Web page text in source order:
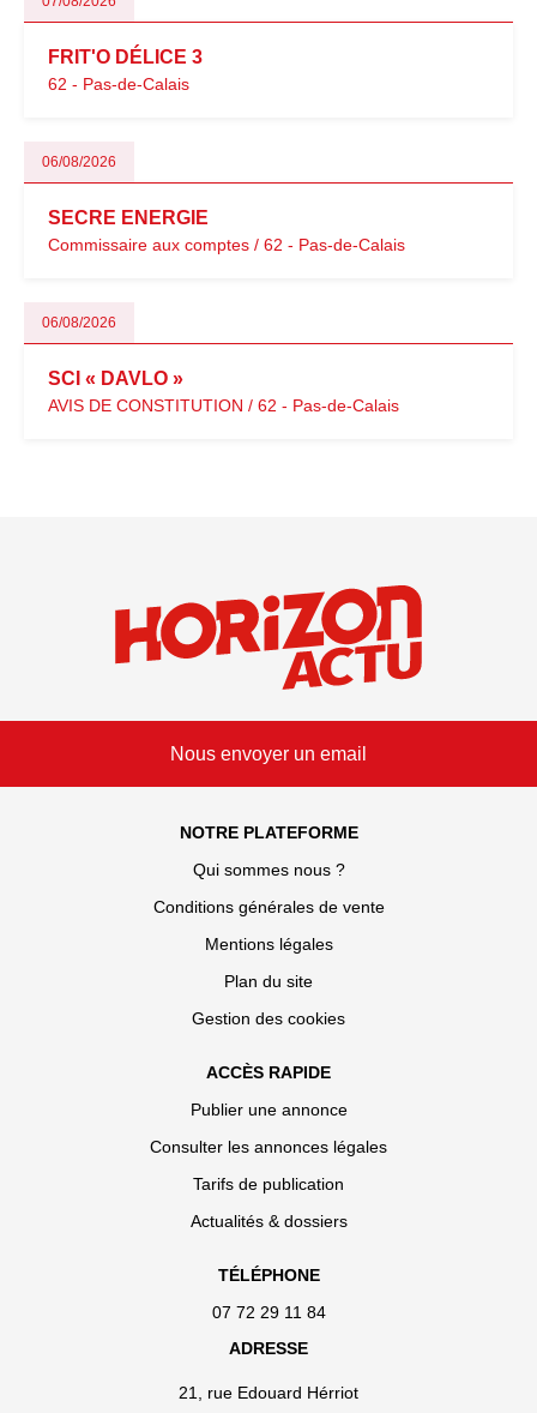
FRIT'O DÉLICE 3
62 - Pas-de-Calais
06/08/2026
SECRE ENERGIE
Commissaire aux comptes / 62 - Pas-de-Calais
06/08/2026
SCI « DAVLO »
AVIS DE CONSTITUTION / 62 - Pas-de-Calais
Nous envoyer un email
NOTRE PLATEFORME
Qui sommes nous ?
Conditions générales de vente
Mentions légales
Plan du site
Gestion des cookies
ACCÈS RAPIDE
Publier une annonce
Consulter les annonces légales
Tarifs de publication
Actualités & dossiers
TÉLÉPHONE
07 72 29 11 84
ADRESSE
21, rue Edouard Hérriot